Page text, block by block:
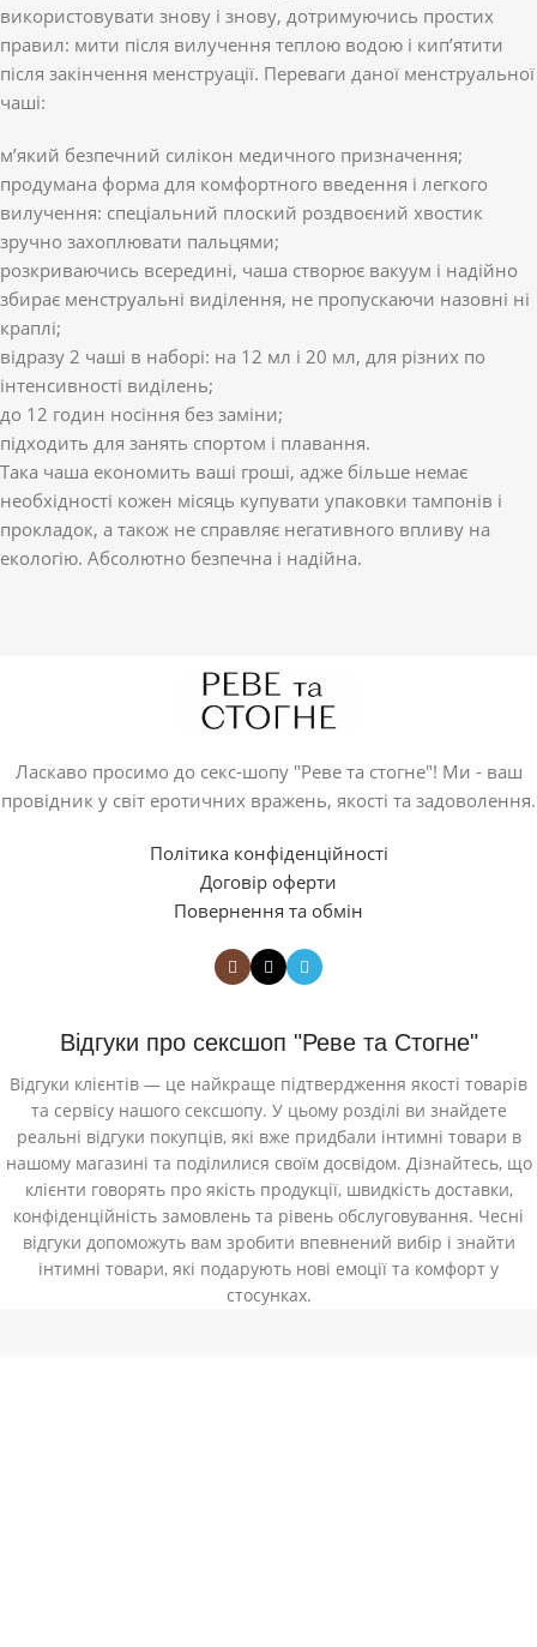
використовувати знову і знову, дотримуючись простих
правил: мити після вилучення теплою водою і кип’ятити
після закінчення менструації. Переваги даної менструальної
чаші:
м’який безпечний силікон медичного призначення;
продумана форма для комфортного введення і легкого
вилучення: спеціальний плоский роздвоєний хвостик
зручно захоплювати пальцями;
розкриваючись всередині, чаша створює вакуум і надійно
збирає менструальні виділення, не пропускаючи назовні ні
краплі;
відразу 2 чаші в наборі: на 12 мл і 20 мл, для різних по
інтенсивності виділень;
до 12 годин носіння без заміни;
підходить для занять спортом і плавання.
Така чаша економить ваші гроші, адже більше немає
необхідності кожен місяць купувати упаковки тампонів і
прокладок, а також не справляє негативного впливу на
екологію. Абсолютно безпечна і надійна.
Ласкаво просимо до секс-шопу "Реве та стогне"! Ми - ваш
провідник у світ еротичних вражень, якості та задоволення.
Політика конфіденційності
Договір оферти
Повернення та обмін
Відгуки про сексшоп "Реве та Стогне"
Відгуки клієнтів — це найкраще підтвердження якості товарів
та сервісу нашого сексшопу. У цьому розділі ви знайдете
реальні відгуки покупців, які вже придбали інтимні товари в
нашому магазині та поділилися своїм досвідом. Дізнайтесь, що
клієнти говорять про якість продукції, швидкість доставки,
конфіденційність замовлень та рівень обслуговування. Чесні
відгуки допоможуть вам зробити впевнений вибір і знайти
інтимні товари, які подарують нові емоції та комфорт у
стосунках.